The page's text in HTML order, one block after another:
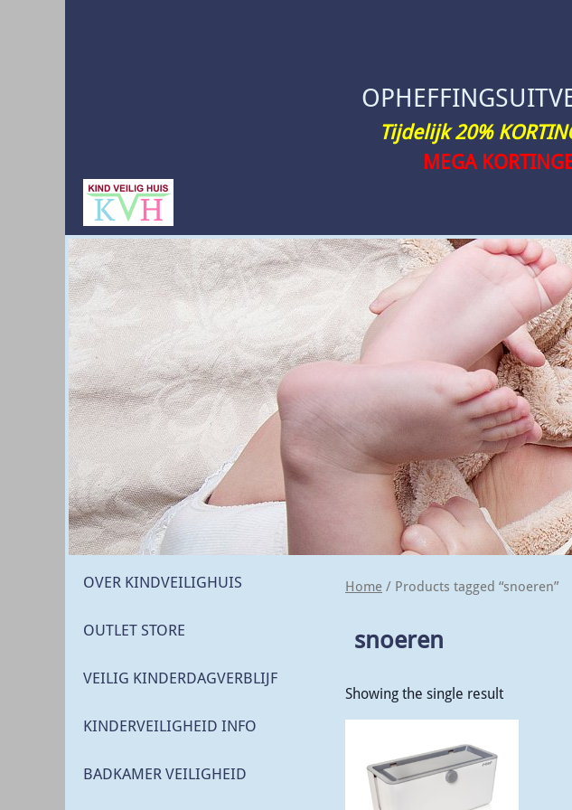
Home / Products tagged “snoeren”
snoeren
Showing the single result
OVER KINDVEILIGHUIS
OUTLET STORE
VEILIG KINDERDAGVERBLIJF
KINDERVEILIGHEID INFO
BADKAMER VEILIGHEID
Tijdelijk 20%
MEGA